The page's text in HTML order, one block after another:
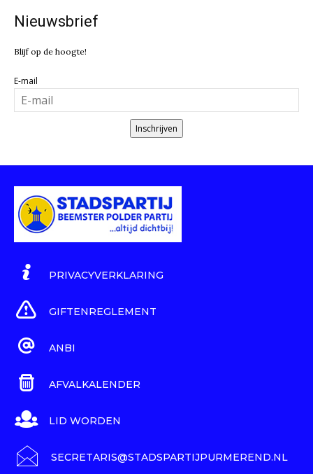
Nieuwsbrief
Blijf op de hoogte!
E-mail
Inschrijven
PRIVACYVERKLARING
GIFTENREGLEMENT
ANBI
AFVALKALENDER
LID WORDEN
SECRETARIS@STADSPARTIJPURMEREND.NL